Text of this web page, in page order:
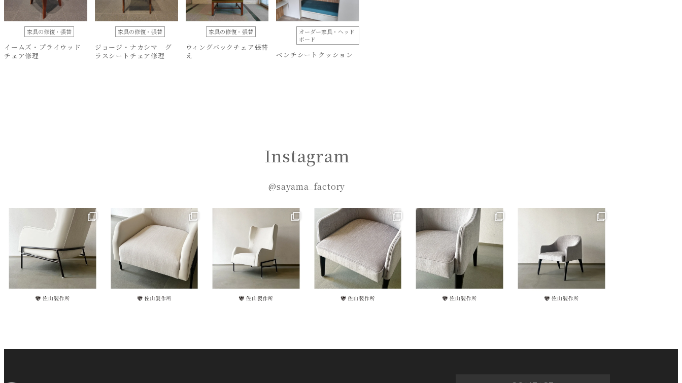
家具の修復・張替
イームズ・プライウッド
チェア修理
家具の修復・張替
ジョージ・ナカシマ グ
ラスシートチェア修理
家具の修復・張替
ウィングバックチェア張替
え
オーダー家具・ヘッド
ボード
ベンチシートクッション
Instagram
@sayama_factory